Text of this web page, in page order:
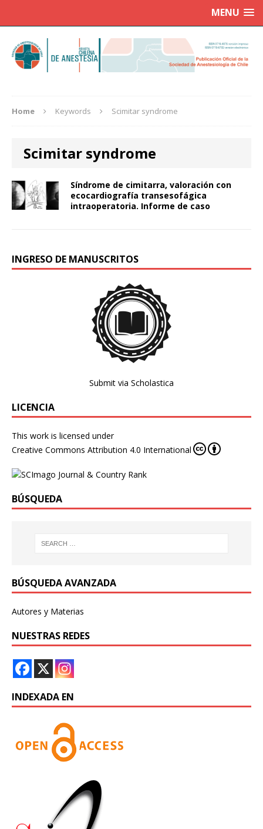
MENU
Home Keywords Scimitar syndrome
Scimitar syndrome
Síndrome de cimitarra, valoración con
ecocardiografía transesofágica
intraoperatoria. Informe de caso
INGRESO DE MANUSCRITOS
Submit via Scholastica
LICENCIA
This work is licensed under
Creative Commons Attribution 4.0 International
BÚSQUEDA
BÚSQUEDA AVANZADA
Autores y Materias
NUESTRAS REDES
INDEXADA EN